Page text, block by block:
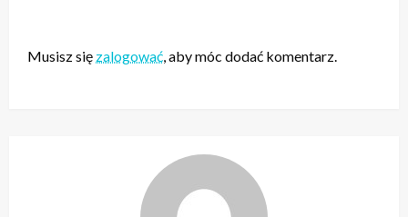
Musisz się zalogować, aby móc dodać komentarz.